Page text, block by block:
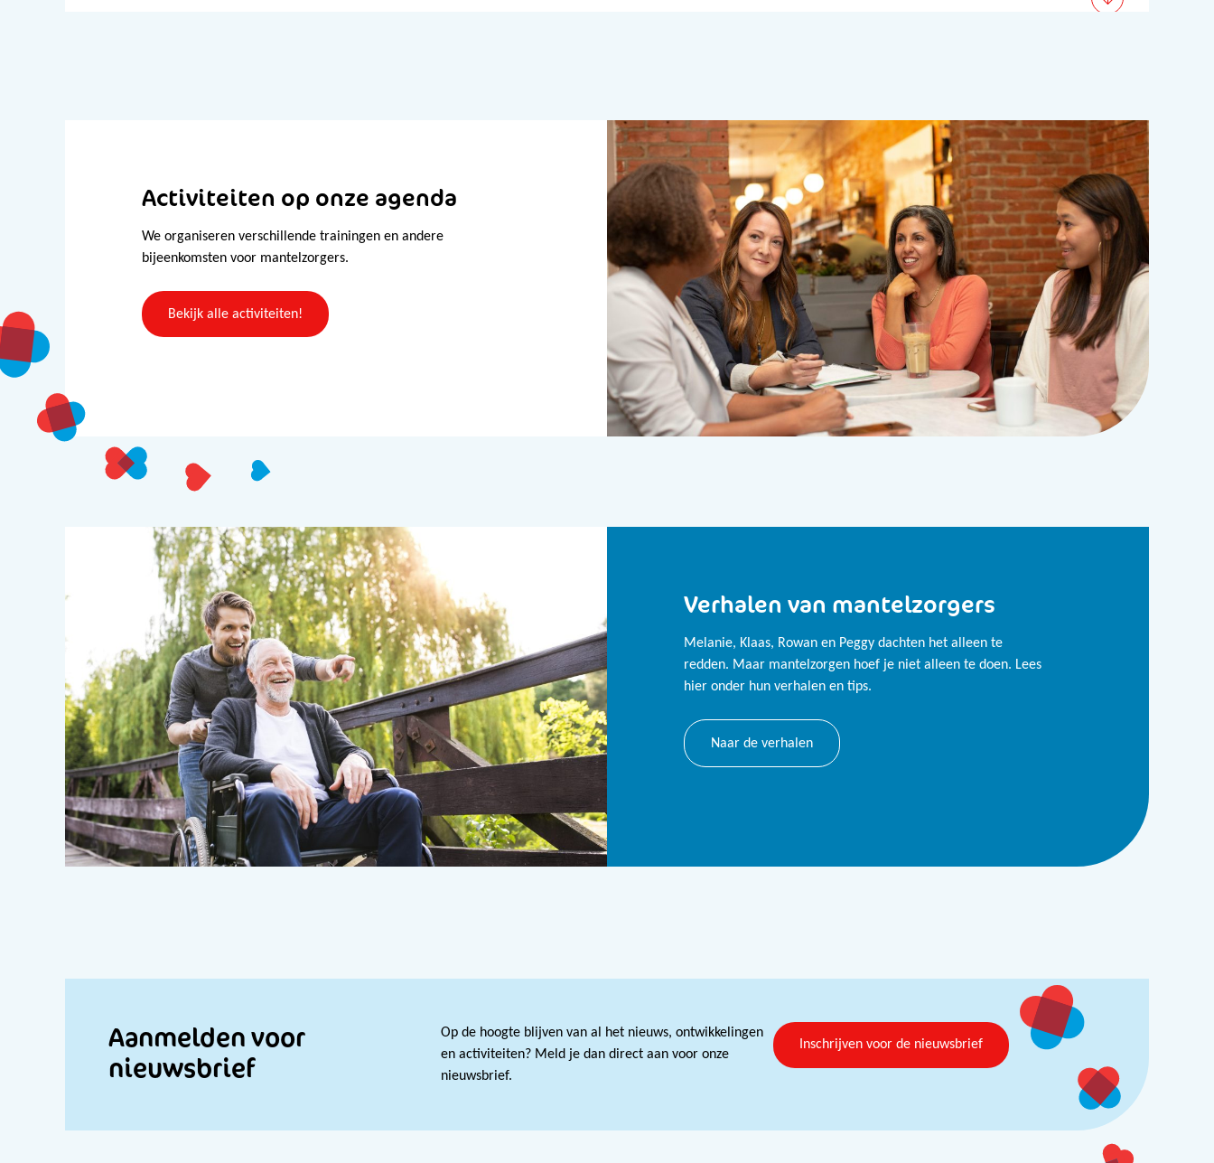
Activiteiten op onze agenda
We organiseren verschillende trainingen en andere
bijeenkomsten voor mantelzorgers.
Bekijk alle activiteiten!
Verhalen van mantelzorgers
Melanie, Klaas, Rowan en Peggy dachten het alleen te
redden. Maar mantelzorgen hoef je niet alleen te doen. Lees
hier onder hun verhalen en tips.
Naar de verhalen
Aanmelden voor
nieuwsbrief
Op de hoogte blijven van al het nieuws, ontwikkelingen
en activiteiten? Meld je dan direct aan voor onze
nieuwsbrief.
Inschrijven voor de nieuwsbrief